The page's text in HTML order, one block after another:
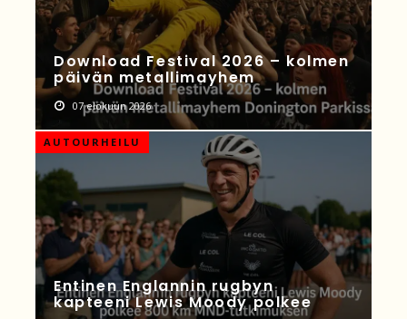
Download Festival 2026 – kolmen
päivän metallimayhem
07 elokuun 2026
AUTOURHEILU
Entinen Englannin rugbyn
kapteeni Lewis Moody polkee